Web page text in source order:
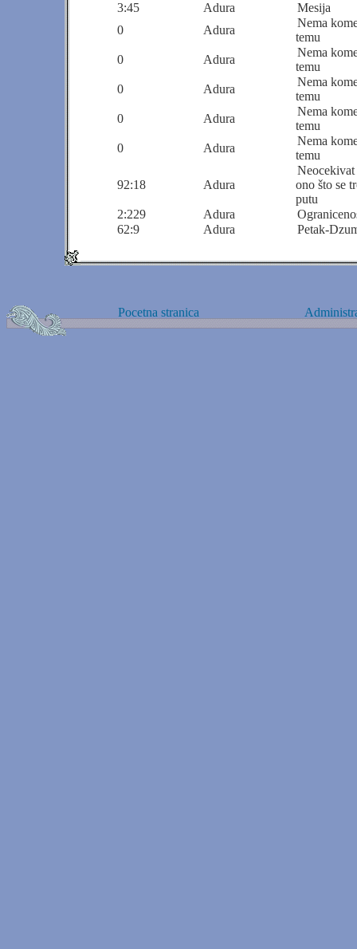
3:45
Adura
Mesija
0
Adura
Nema
temu
0
Adura
Nema
temu
0
Adura
Nema
temu
0
Adura
Nema
temu
0
Adura
Nema
temu
92:18 Adura
Neocekivat
ono što se
putu
2:229
Adura
62:9
Adura Petak-
Pocetna stranica